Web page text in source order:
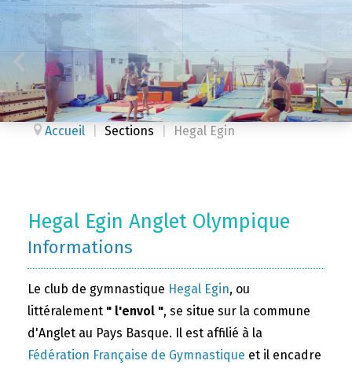
Accueil Sections Hegal Egin
Hegal Egin Anglet Olympique
Informations
Le club de gymnastique Hegal Egin, ou
littéralement " l'envol ", se situe sur la commune
d'Anglet au Pays Basque. Il est affilié à la
Fédération Française de Gymnastique et il encadre